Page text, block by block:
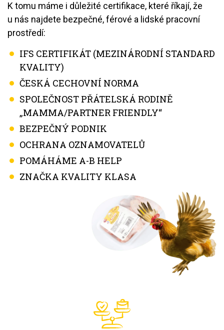
K tomu máme i důležité certifikace, které říkají, že
u nás najdete bezpečné, férové a lidské pracovní
prostředí:
IFS CERTIFIKÁT (MEZINÁRODNÍ STANDARD
KVALITY)
ČESKÁ CECHOVNÍ NORMA
SPOLEČNOST PŘÁTELSKÁ RODINĚ
„MAMMA/PARTNER FRIENDLY“
BEZPEČNÝ PODNIK
OCHRANA OZNAMOVATELŮ
POMÁHÁME A-B HELP
ZNAČKA KVALITY KLASA